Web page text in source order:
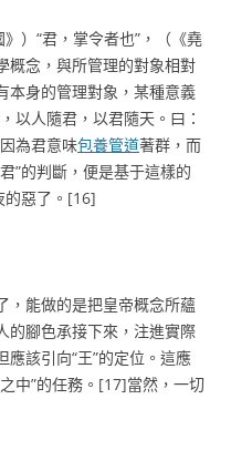
）“君，掌令者也”，（《堯
概念，與所管理的對象相對
本身的管理對象，某種意義
以人隨君，以君隨天。曰：
為君意味包養管道著群，而
”的判斷，便是基于這樣的
的惡了。[16]
，能做的是把皇帝概念所蘊
的腳色承接下來，注進實際
該引向“王”的定位。這應
中”的任務。[17]當然，一切